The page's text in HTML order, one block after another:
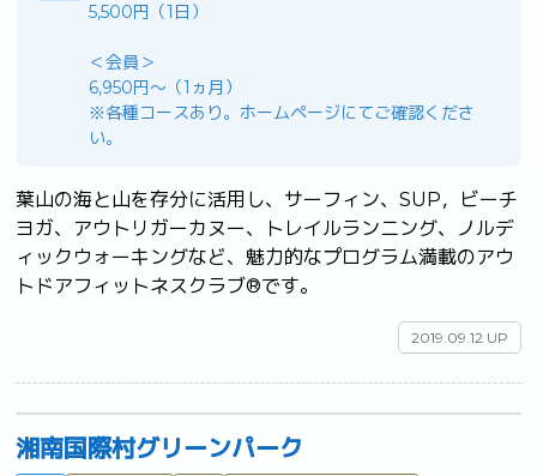
5,500円（1日）
＜会員＞
6,950円～（1ヵ月）
※各種コースあり。ホームページにてご確認くださ
い。
葉山の海と山を存分に活用し、サーフィン、SUP，ビーチ
ヨガ、アウトリガーカヌー、トレイルランニング、ノルデ
ィックウォーキングなど、魅力的なプログラム満載のアウ
2019.09.12 UP
湘南国際村グリーンパーク